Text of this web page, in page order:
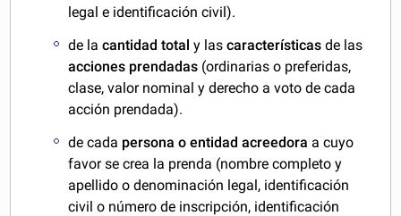
legal e identificación civil).
de lacantidad total y lascaracterísticas de las
acciones prendadas (ordinarias o preferidas,
clase, valor nominal y derecho a voto de cada
acción prendada).
de cada persona o entidad acreedora a cuyo
favor se crea la prenda (nombre completo y
apellido o denominación legal, identificación
civil o número de inscripción, identificación